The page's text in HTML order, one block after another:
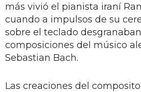
más vivió el pianista iraní
cuando a impulsos de su
sobre el teclado
composiciones del músico
Sebastian Bach.
Las creaciones del